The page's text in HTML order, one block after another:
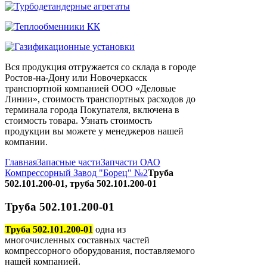
Вся продукция отгружается со склада в городе
Ростов-на-Дону или Новочеркасск
транспортной компанией ООО «Деловые
Линии», стоимость транспортных расходов до
терминала города Покупателя, включена в
стоимость товара. Узнать стоимость
продукции вы можете у менеджеров нашей
компании.
ГлавнаяЗапасные частиЗапчасти ОАО
Компрессорный Завод "Борец" №2Труба
502.101.200-01, труба 502.101.200-01
Труба 502.101.200-01
Труба 502.101.200-01 одна из
многочисленных составных частей
компрессорного оборудования, поставляемого
нашей компанией.